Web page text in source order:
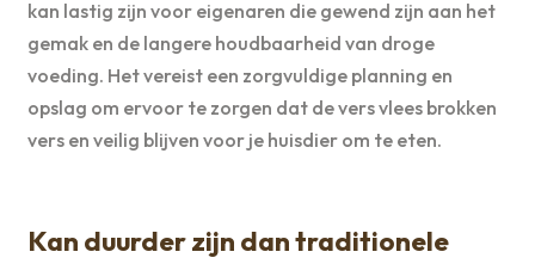
kan lastig zijn voor eigenaren die gewend zijn aan het
gemak en de langere houdbaarheid van droge
voeding. Het vereist een zorgvuldige planning en
opslag om ervoor te zorgen dat de vers vlees brokken
vers en veilig blijven voor je huisdier om te eten.
Kan duurder zijn dan traditionele